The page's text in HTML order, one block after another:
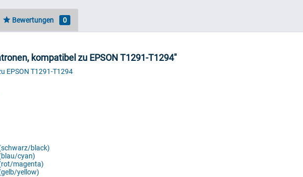
Bewertungen 0
kompatibel zu EPSON T1291-T1294"
EPSON T1291-T1294
black)
cyan)
magenta)
yellow)